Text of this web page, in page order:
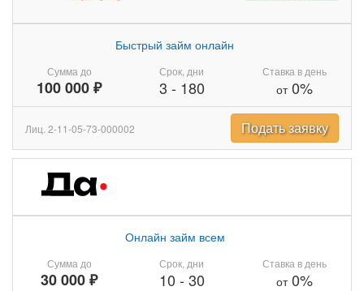
Сумма до
100 000 ₽
Быстрый займ онлайн
Срок, дни
3 - 180
Ставка в день
от0%
Лиц. 2-11-05-73-000002 Подать заявку
Сумма до
30 000 ₽
Онлайн займ всем
Срок, дни
10 - 30
Ставка в день
от0%